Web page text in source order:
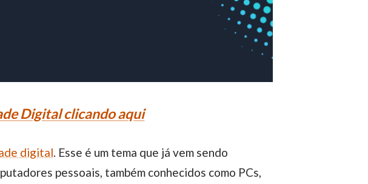
Digital clicando aqui
digital . Esse é um tema que já vem sendo
pessoais, também conhecidos como PCs,